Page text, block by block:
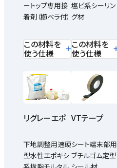
ートップ専用接
着剤（櫛ベラ付）
この材料を
使う仕様
塩ビ系シーリン
グ材
この材料を
使う仕様
リグレーエポ
下地調整用速硬
型水性エポキシ
VTテープ
シート端末部用
ブチルゴム定型